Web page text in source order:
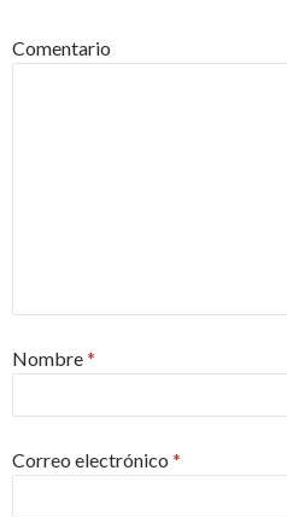
Comentario
Nombre*
Correo electrónico *